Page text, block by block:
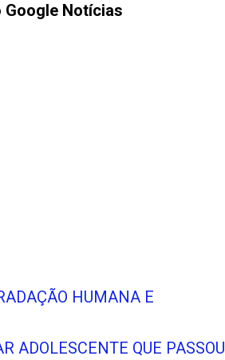
Google Notícias
HUMANA E
ADOLESCENTE QUE PASSOU